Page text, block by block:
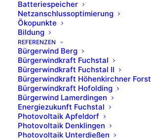
Batteriespeicher
Netzanschlussoptimierung
Ökopunkte
Bildung
REFERENZEN
Bürgerwind Berg
Bürgerwindkraft Fuchstal
Bürgerwindkraft Fuchstal II
Bürgerwindkraft Höhenkirchner Forst
Bürgerwindkraft Hofolding
Bürgerwind Lamerdingen
Energiezukunft Fuchstal
Photovoltaik Apfeldorf
Photovoltaik Denklingen
Photovoltaik Unterdießen